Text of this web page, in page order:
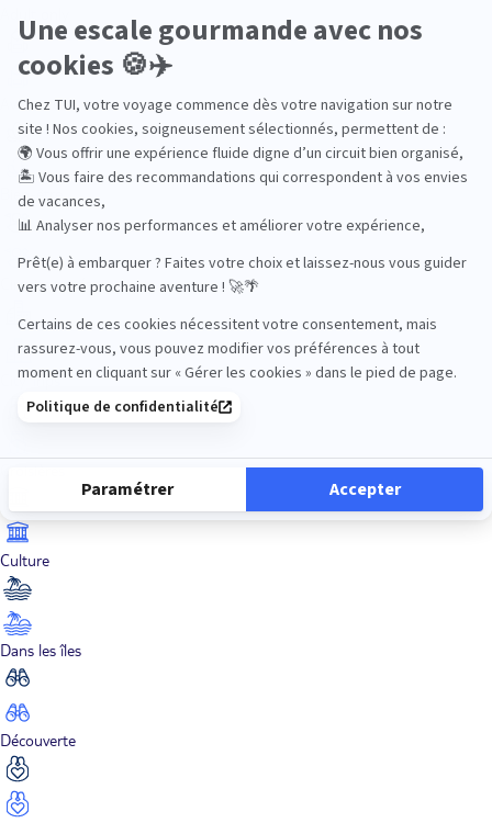
Aventure
Bien-être
Circuits privés
City Trips
Culture
Dans les îles
Découverte